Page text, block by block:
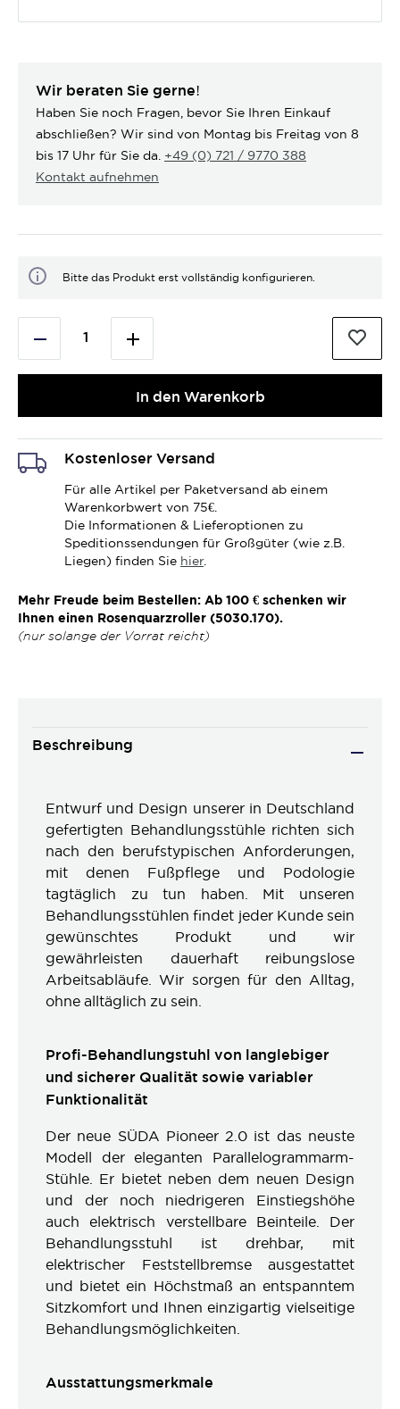
Wir beraten Sie gerne!
Haben Sie noch Fragen, bevor Sie Ihren Einkauf
abschließen? Wir sind von Montag bis Freitag von 8
bis 17 Uhr für Sie da. +49 (0) 721 / 9770 388
Kontakt aufnehmen
Bitte das Produkt erst vollständig konfigurieren.
In den Warenkorb
Kostenloser Versand
Für alle Artikel per Paketversand ab einem
Warenkorbwert von 75€.
Die Informationen & Lieferoptionen zu
Speditionssendungen für Großgüter (wie z.B.
Liegen) finden Sie hier.
Mehr Freude beim Bestellen: Ab 100 € schenken wir
Ihnen einen Rosenquarzroller (5030.170).
(nur solange der Vorrat reicht)
Beschreibung
Entwurf und Design unserer in Deutschland
gefertigten Behandlungsstühle richten sich
nach den berufstypischen Anforderungen,
mit denen Fußpflege und Podologie
tagtäglich zu tun haben. Mit unseren
Behandlungsstühlen findet jeder Kunde sein
gewünschtes Produkt und wir
gewährleisten dauerhaft reibungslose
Arbeitsabläufe. Wir sorgen für den Alltag,
ohne alltäglich zu sein.
Profi-Behandlungstuhl von langlebiger
und sicherer Qualität sowie variabler
Funktionalität
Der neue SÜDA Pioneer 2.0 ist das neuste
Modell der eleganten Parallelogrammarm-
Stühle. Er bietet neben dem neuen Design
und der noch niedrigeren Einstiegshöhe
auch elektrisch verstellbare Beinteile. Der
Behandlungsstuhl ist drehbar, mit
elektrischer Feststellbremse ausgestattet
und bietet ein Höchstmaß an entspanntem
Sitzkomfort und Ihnen einzigartig vielseitige
Behandlungsmöglichkeiten.
Ausstattungsmerkmale